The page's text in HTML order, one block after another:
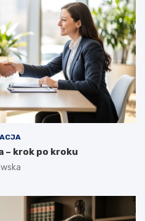
– krok po kroku